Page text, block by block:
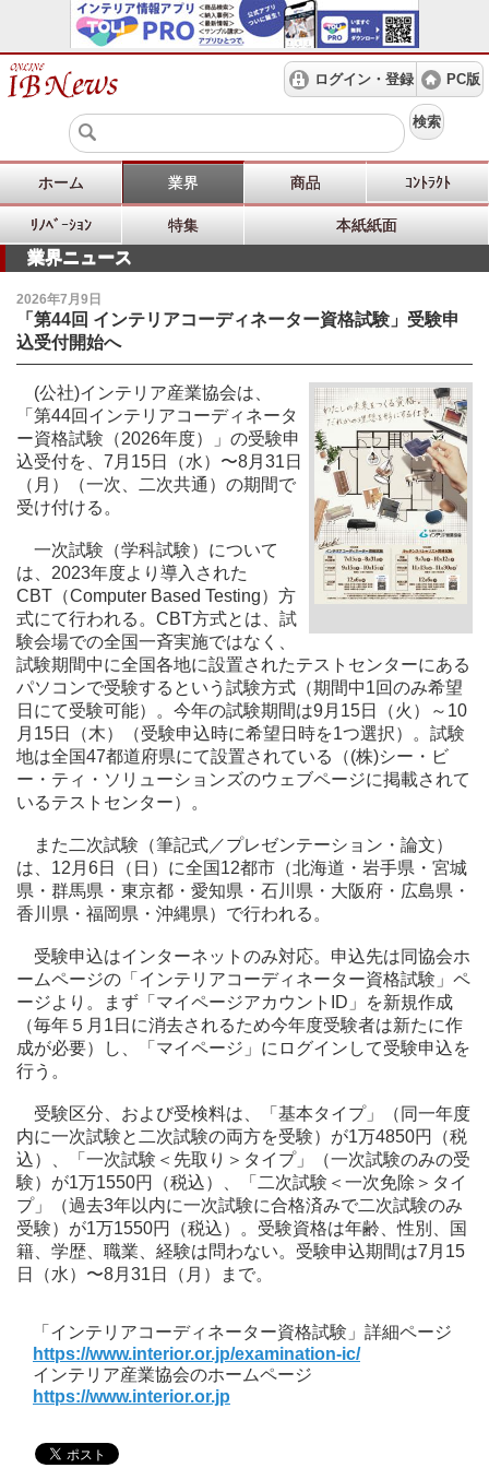
ログイン・登録 PC版
検索
ホーム 業界 商品 ｺﾝﾄﾗｸﾄ
ﾘﾉﾍﾞｰｼｮﾝ 特集 本紙紙面
業界ニュース
2026年7月9日
「第44回 インテリアコーディネーター資格試験」受験申
込受付開始へ
(公社)インテリア産業協会は、
「第44回インテリアコーディネータ
ー資格試験（2026年度）」の受験申
込受付を、7月15日（水）〜8月31日
（月）（一次、二次共通）の期間で
受け付ける。
一次試験（学科試験）について
は、2023年度より導入された
CBT（Computer Based Testing）方
式にて行われる。CBT方式とは、試
験会場での全国一斉実施ではなく、
試験期間中に全国各地に設置されたテストセンターにある
パソコンで受験するという試験方式（期間中1回のみ希望
日にて受験可能）。今年の試験期間は9月15日（火）～10
月15日（木）（受験申込時に希望日時を1つ選択）。試験
地は全国47都道府県にて設置されている（(株)シー・ビ
ー・ティ・ソリューションズのウェブページに掲載されて
いるテストセンター）。
また二次試験（筆記式／プレゼンテーション・論文）
は、12月6日（日）に全国12都市（北海道・岩手県・宮城
県・群馬県・東京都・愛知県・石川県・大阪府・広島県・
香川県・福岡県・沖縄県）で行われる。
受験申込はインターネットのみ対応。申込先は同協会ホ
ームページの「インテリアコーディネーター資格試験」ペ
ージより。まず「マイページアカウントID」を新規作成
（毎年５月1日に消去されるため今年度受験者は新たに作
成が必要）し、「マイページ」にログインして受験申込を
行う。
受験区分、および受検料は、「基本タイプ」（同一年度
内に一次試験と二次試験の両方を受験）が1万4850円（税
込）、「一次試験＜先取り＞タイプ」（一次試験のみの受
験）が1万1550円（税込）、「二次試験＜一次免除＞タイ
プ」（過去3年以内に一次試験に合格済みで二次試験のみ
受験）が1万1550円（税込）。受験資格は年齢、性別、国
籍、学歴、職業、経験は問わない。受験申込期間は7月15
日（水）〜8月31日（月）まで。
「インテリアコーディネーター資格試験」詳細ページ
https://www.interior.or.jp/examination-ic/
インテリア産業協会のホームページ
https://www.interior.or.jp